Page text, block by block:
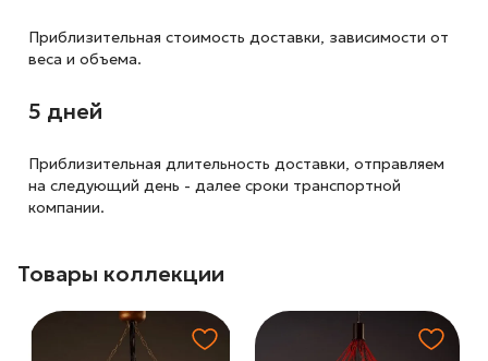
Приблизительная стоимость доставки, зависимости от
веса и объема.
5 дней
Приблизительная длительность доставки, отправляем
на следующий день - далее сроки транспортной
компании.
Товары коллекции